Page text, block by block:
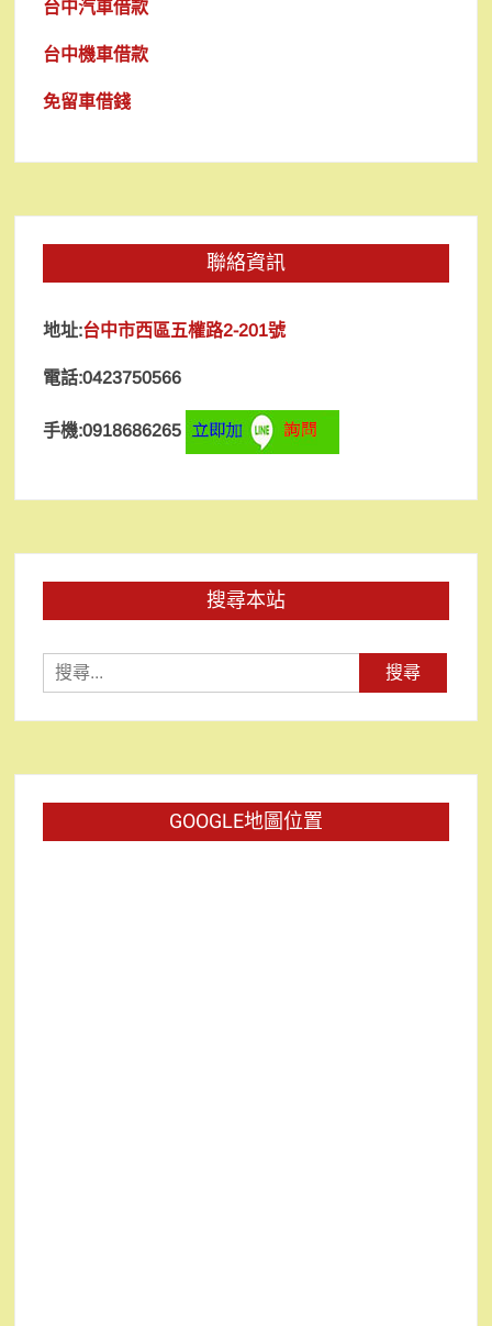
台中汽車借款
台中機車借款
免留車借錢
聯絡資訊
地址:台中市西區五權路2-201號
電話:0423750566
手機:0918686265
搜尋本站
尋
關
GOOGLE地圖位置